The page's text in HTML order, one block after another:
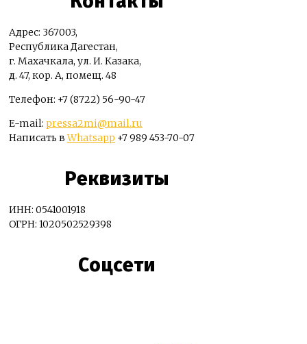
Адрес: 367003,
Республика Дагестан,
г. Махачкала, ул. И. Казака,
д. 47, кор. А, помещ. 48
Телефон: +7 (8722) 56-90-47
E-mail: pressa2mi@mail.ru
Написать вWhatsapp +7 989 453-70-07
Реквизиты
ИНН: 0541001918
ОГРН: 1020502529398
Соцсети